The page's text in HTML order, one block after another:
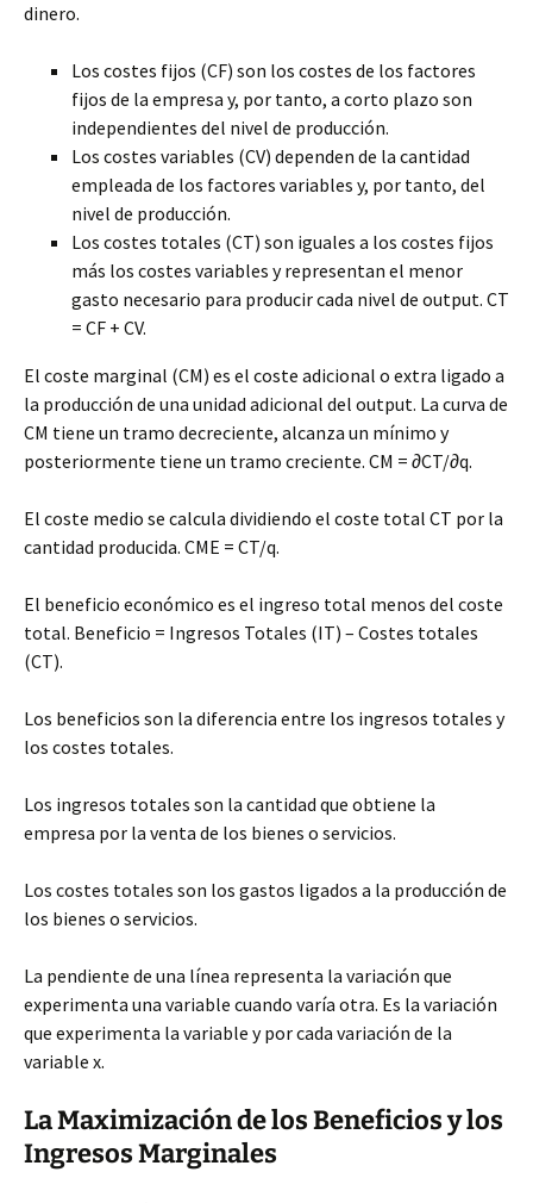
dinero.
Los costes fijos (CF) son los costes de los factores
fijos de la empresa y, por tanto, a corto plazo son
independientes del nivel de producción.
Los costes variables (CV) dependen de la cantidad
empleada de los factores variables y, por tanto, del
nivel de producción.
Los costes totales (CT) son iguales a los costes fijos
más los costes variables y representan el menor
gasto necesario para producir cada nivel de output. CT
= CF + CV.
El coste marginal (CM) es el coste adicional o extra ligado a
la producción de una unidad adicional del output. La curva de
CM tiene un tramo decreciente, alcanza un mínimo y
posteriormente tiene un tramo creciente. CM = ∂CT/∂q.
El coste medio se calcula dividiendo el coste total CT por la
cantidad producida. CME = CT/q.
El beneficio económico es el ingreso total menos del coste
total. Beneficio = Ingresos Totales (IT) – Costes totales
(CT).
Los beneficios son la diferencia entre los ingresos totales y
los costes totales.
Los ingresos totales son la cantidad que obtiene la
empresa por la venta de los bienes o servicios.
Los costes totales son los gastos ligados a la producción de
los bienes o servicios.
La pendiente de una línea representa la variación que
experimenta una variable cuando varía otra. Es la variación
que experimenta la variable y por cada variación de la
variable x.
La Maximización de los Beneficios y los
Ingresos Marginales